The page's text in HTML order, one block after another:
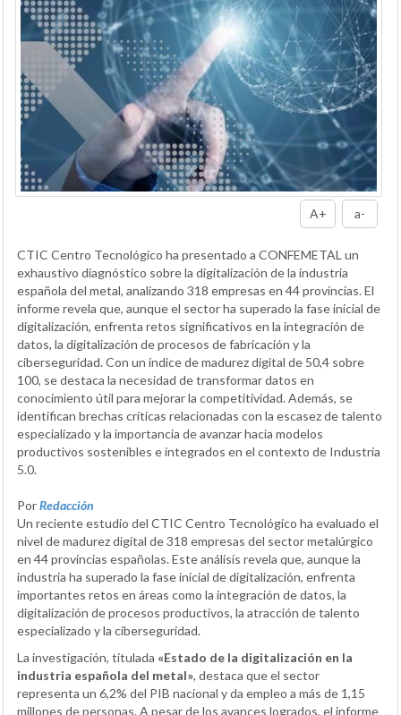
A+ a-
CTIC Centro Tecnológico ha presentado a CONFEMETAL un
exhaustivo diagnóstico sobre la digitalización de la industria
española del metal, analizando 318 empresas en 44 provincias. El
informe revela que, aunque el sector ha superado la fase inicial de
digitalización, enfrenta retos significativos en la integración de
datos, la digitalización de procesos de fabricación y la
ciberseguridad. Con un índice de madurez digital de 50,4 sobre
100, se destaca la necesidad de transformar datos en
conocimiento útil para mejorar la competitividad. Además, se
identifican brechas críticas relacionadas con la escasez de talento
especializado y la importancia de avanzar hacia modelos
productivos sostenibles e integrados en el contexto de Industria
5.0.
PorRedacción
Un reciente estudio del CTIC Centro Tecnológico ha evaluado el
nivel de madurez digital de 318 empresas del sector metalúrgico
en 44 provincias españolas. Este análisis revela que, aunque la
industria ha superado la fase inicial de digitalización, enfrenta
importantes retos en áreas como la integración de datos, la
digitalización de procesos productivos, la atracción de talento
especializado y la ciberseguridad.
La investigación, titulada «Estado de la digitalización en la
industria española del metal», destaca que el sector
representa un 6,2% del PIB nacional y da empleo a más de 1,15
millones de personas. A pesar de los avances logrados, el informe